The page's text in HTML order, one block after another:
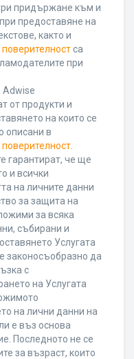
придържане към и
предоставяне на
както и
са
при
Adwise
от продукти и
на които се
описани в
гарантират, че ще
и всички
на личните данни
за защита на
за всяка
събирани и
Услугата
законосъобразно да
с
на Услугата
на лични данни на
е въз основа
Последното не се
за възраст, които